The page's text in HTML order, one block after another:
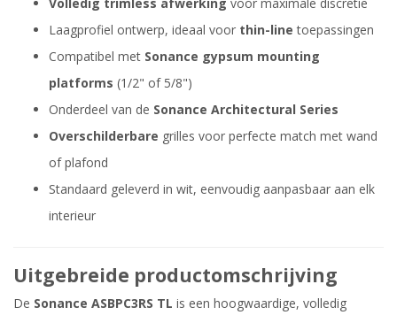
Laagprofiel ontwerp, ideaal voor thin-line toepassingen
Compatibel met Sonance gypsum mounting
platforms (1/2" of 5/8")
Onderdeel van de Sonance Architectural Series
Overschilderbare grilles voor perfecte match met wand
of plafond
Standaard geleverd in wit, eenvoudig aanpasbaar aan elk
interieur
Uitgebreide productomschrijving
De Sonance ASBPC3RS TL is een hoogwaardige, volledig